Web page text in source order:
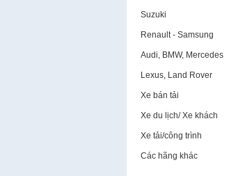
Suzuki
Renault - Samsung
Audi, BMW, Mercedes
Lexus, Land Rover
Xe bán tải
Xe du lịch/ Xe khách
Xe tải/công trình
Các hãng khác